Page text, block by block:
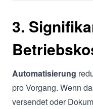
3.
Automatisierung
pro Vorgang. Wenn
versendet oder